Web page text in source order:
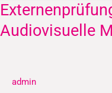
Audiovisuelle
admin
Externenprüfung
–
Kaufleute
Medien